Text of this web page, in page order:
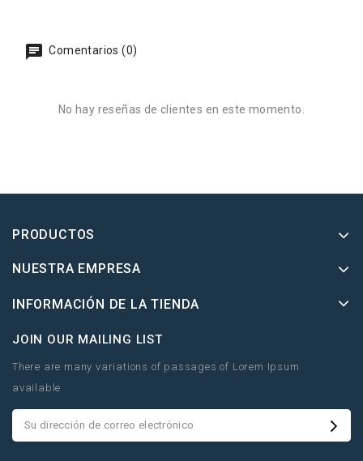
Comentarios (0)
No hay reseñas de clientes en este momento.
PRODUCTOS
NUESTRA EMPRESA
INFORMACIÓN DE LA TIENDA
JOIN OUR MAILING LIST
There are many variations of passages of Lorem Ipsum
available